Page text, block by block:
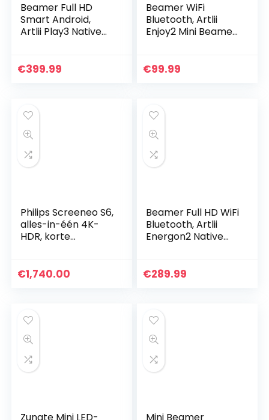
Beamer Full HD
Smart Android,
Artlii Play3 Native
Projector, Google
€399.99
Beamer WiFi
Bluetooth, Artlii
Enjoy2 Mini Beamer,
Home Theater
€99.99
Philips Screeneo S6,
alles-in-één 4K-
HDR, korte
beeldscherm,
€1,740.00
Beamer Full HD WiFi
Bluetooth, Artlii
Energon2 Native
/ 5.0G WiFi, Max
Compatibel met
iOS, Android, TV
Stick, PS4, X-Box,
Laptop,
Smartphone
€289.99